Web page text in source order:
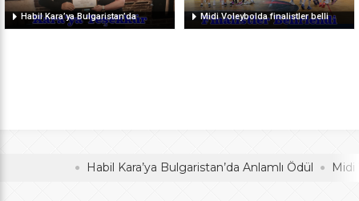
Habil Kara’ya Bulgaristan’da Midi Voleybolda finalistler belli
Habil Kara’ya Bulgaristan’da Anlamlı Ödül Midi